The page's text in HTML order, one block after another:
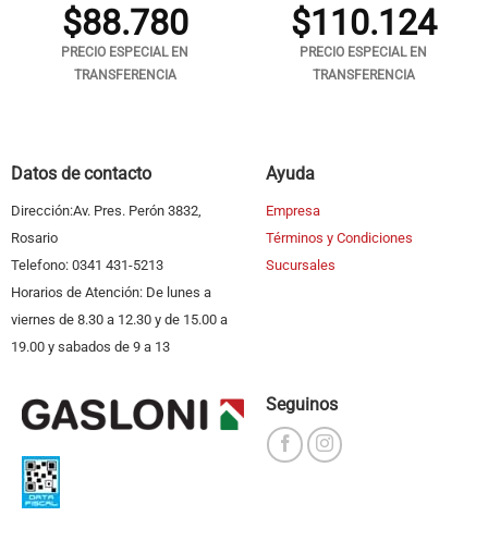
$88.780
PRECIO ESPECIAL EN
TRANSFERENCIA
$110.124
PRECIO ESPECIAL EN
TRANSFERENCIA
Datos de contacto
Dirección:Av. Pres. Perón 3832,
Rosario
Telefono: 0341 431-5213
Horarios de Atención: De lunes a
viernes de 8.30 a 12.30 y de 15.00 a
19.00 y sabados de 9 a 13
Ayuda
Empresa
Términos y Condiciones
Sucursales
Seguinos